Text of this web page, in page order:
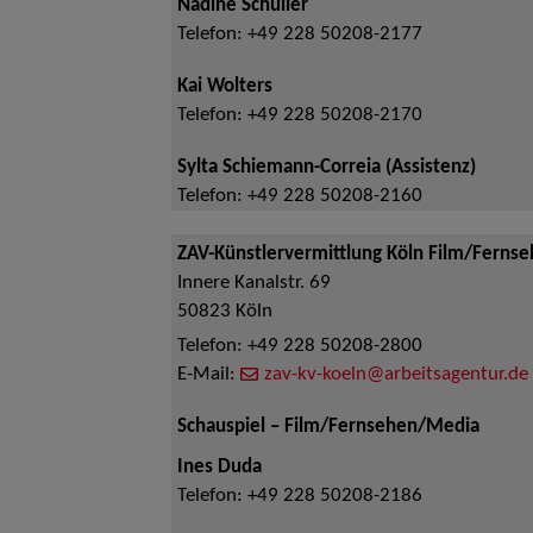
Nadine Schüller
Telefon: +49 228 50208-2177
Kai Wolters
Telefon: +49 228 50208-2170
Sylta Schiemann-Correia (Assistenz)
Telefon: +49 228 50208-2160
ZAV-Künstlervermittlung Köln Film/
Innere Kanalstr. 69
50823 Köln
Telefon: +49 228 50208-2800
E-Mail:
zav-kv-koeln@arbeitsagentur.de
Schauspiel – Film/Fernsehen/Media
Ines Duda
Telefon: +49 228 50208-2186